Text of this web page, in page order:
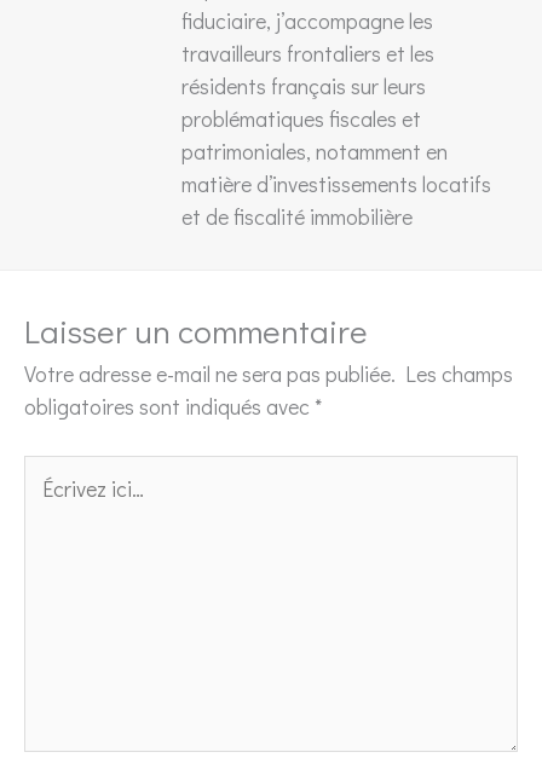
fiduciaire, j’accompagne les
travailleurs frontaliers et les
résidents français sur leurs
problématiques fiscales et
patrimoniales, notamment en
matière d’investissements locatifs
et de fiscalité immobilière
Laisser un commentaire
Votre adresse e-mail ne sera pas publiée. Les champs
obligatoires sont indiqués avec *
Écrivez
ici…